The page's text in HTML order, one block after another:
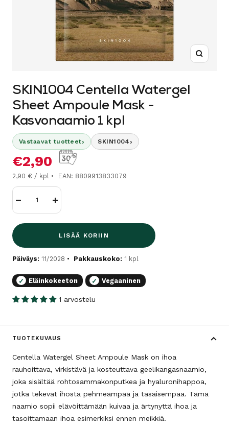
SKIN1004 Centella Watergel
Sheet Ampoule Mask -
Kasvonaamio 1 kpl
Vastaavat tuotteet› SKIN1004›
Alennushinta
€2,90
2,90 € / kpl EAN: 8809913833079
Lisää
LISÄÄ KORIIN
Päiväys: 11/2028 Pakkauskoko: 1 kpl
✓ Eläinkokeeton ✓ Vegaaninen
1 arvostelu
TUOTEKUVAUS
Centella Watergel Sheet Ampoule Mask on ihoa
rauhoittava, virkistävä ja kosteuttava geelikangasnaamio,
joka sisältää rohtosammakonputkea ja hyaluronihappoa,
jotka tekevät ihosta pehmeämpää ja tasaisempaa. Tämä
naamio sopii elävöittämään kuivaa ja ärtynyttä ihoa ja
tasoittamaan ihoa esimerkiksi ennen meikkiä.